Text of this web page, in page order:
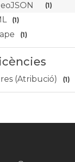
(1)
(1)
(1)
(Atribució) (1)